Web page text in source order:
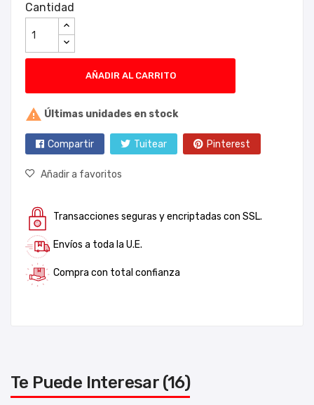
Cantidad
AÑADIR AL CARRITO
 Últimas unidades en stock
Compartir Tuitear Pinterest
Añadir a favoritos
Transacciones seguras y encriptadas con SSL.
Envíos a toda la U.E.
Compra con total confianza
Te Puede Interesar (16)